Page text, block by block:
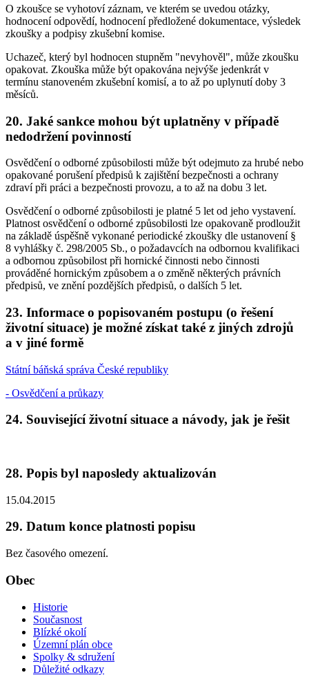
O zkoušce se vyhotoví záznam, ve kterém se uvedou otázky,
hodnocení odpovědí, hodnocení předložené dokumentace, výsledek
zkoušky a podpisy zkušební komise.
Uchazeč, který byl hodnocen stupněm "nevyhověl", může zkoušku
opakovat. Zkouška může být opakována nejvýše jedenkrát v
termínu stanoveném zkušební komisí, a to až po uplynutí doby 3
měsíců.
20. Jaké sankce mohou být uplatněny v případě
nedodržení povinností
Osvědčení o odborné způsobilosti může být odejmuto za hrubé nebo
opakované porušení předpisů k zajištění bezpečnosti a ochrany
zdraví při práci a bezpečnosti provozu, a to až na dobu 3 let.
Osvědčení o odborné způsobilosti je platné 5 let od jeho vystavení.
Platnost osvědčení o odborné způsobilosti lze opakovaně prodloužit
na základě úspěšně vykonané periodické zkoušky dle ustanovení §
8 vyhlášky č. 298/2005 Sb., o požadavcích na odbornou kvalifikaci
a odbornou způsobilost při hornické činnosti nebo činnosti
prováděné hornickým způsobem a o změně některých právních
předpisů, ve znění pozdějších předpisů, o dalších 5 let.
23. Informace o popisovaném postupu (o řešení
životní situace) je možné získat také z jiných zdrojů
a v jiné formě
Státní báňská správa České republiky
- Osvědčení a průkazy
24. Související životní situace a návody, jak je řešit
28. Popis byl naposledy aktualizován
15.04.2015
29. Datum konce platnosti popisu
Bez časového omezení.
Obec
Historie
Současnost
Blízké okolí
Územní plán obce
Spolky & sdružení
Důležité odkazy